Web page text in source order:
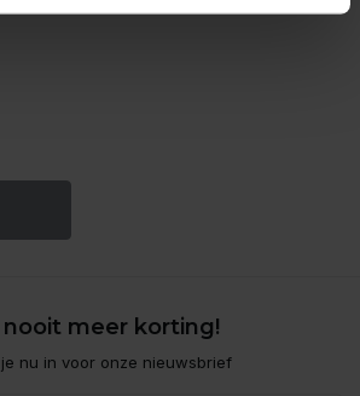
nooit meer korting!
nu in voor onze nieuwsbrief